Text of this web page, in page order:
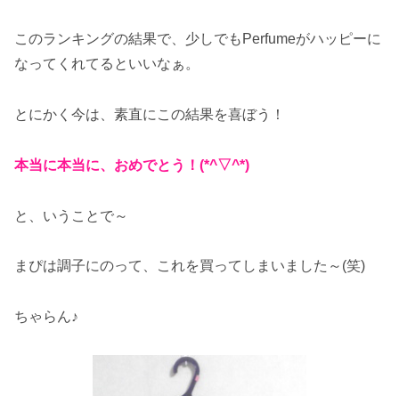
このランキングの結果で、少しでもPerfumeがハッピーに
なってくれてるといいなぁ。
とにかく今は、素直にこの結果を喜ぼう！
本当に本当に、おめでとう！(*^▽^*)
と、いうことで～
まぴは調子にのって、これを買ってしまいました～(笑)
ちゃらん♪